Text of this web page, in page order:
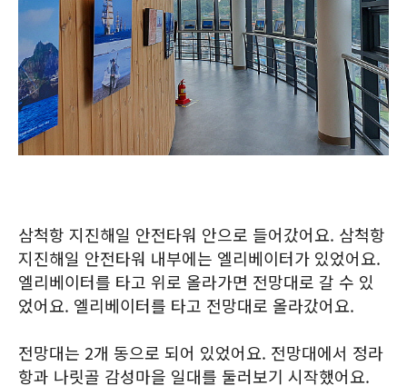
삼척항 지진해일 안전타워 안으로 들어갔어요. 삼척항
지진해일 안전타워 내부에는 엘리베이터가 있었어요.
엘리베이터를 타고 위로 올라가면 전망대로 갈 수 있
었어요. 엘리베이터를 타고 전망대로 올라갔어요.
전망대는 2개 동으로 되어 있었어요. 전망대에서 정라
항과 나릿골 감성마을 일대를 둘러보기 시작했어요.